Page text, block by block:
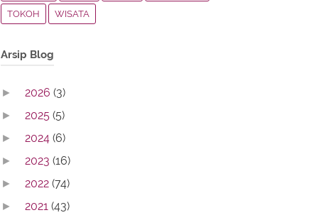
TOKOH WISATA
Arsip Blog
► 2026 (3)
► 2025 (5)
► 2024 (6)
► 2023 (16)
► 2022 (74)
► 2021 (43)